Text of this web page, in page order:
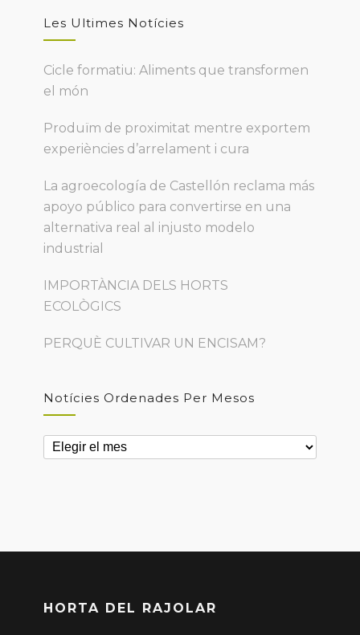
Les Ultimes Notícies
Cicle formatiu: Aliments que transformen
el món
Produïm de proximitat mentre exportem
experiències d’arrelament i cura
La agroecología de Castellón reclama más
apoyo público para convertirse en una
alternativa real al injusto modelo
industrial
IMPORTÀNCIA DELS HORTS
ECOLÒGICS
PERQUÈ CULTIVAR UN ENCISAM?
Notícies Ordenades Per Mesos
Notícies
ordenades
HORTA DEL RAJOLAR